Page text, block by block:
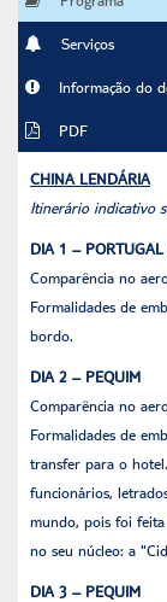
Serviços
Informação do
PDF
CHINA LENDÁRIA
Itinerário indicativo
DIA 1 –
Comparência no
Formalidades de
bordo.
DIA 2 – PEQUIM
Comparência no
Formalidades de
transfer para o
funcionários,
mundo, pois foi
no seu núcleo: a
DIA 3 – PEQUIM